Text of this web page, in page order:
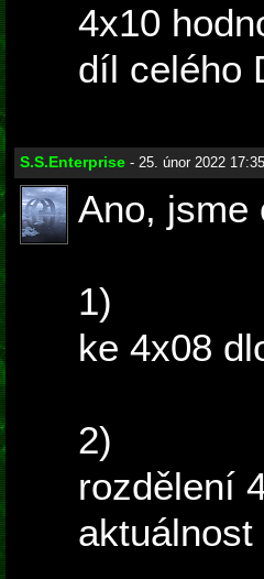
4x10
díl celého
S.S.Enterprise - 25. únor 2022 17:35
Ano, jsme
1)
ke 4x08
2)
rozdělení